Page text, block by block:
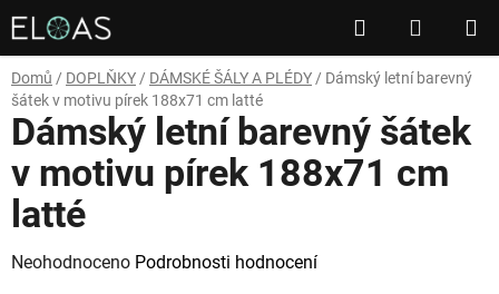
Přejít
na
obsah
Hledat
KOŠÍK
Domů / DOPLŇKY / DÁMSKÉ ŠÁLY A PLÉDY / Dámský letní barevný
šátek v motivu pírek 188x71 cm latté
Dámský letní barevný šátek
v motivu pírek 188x71 cm
latté
Průměrné
Neohodnoceno Podrobnosti hodnocení